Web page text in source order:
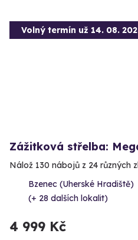
Volný termín už 14. 08.
Zážitková střelba:
Nálož 130 nábojů z 24 různých
Bzenec (Uherské Hradiště)
(+ 28 dalších lokalit)
4 999 Kč